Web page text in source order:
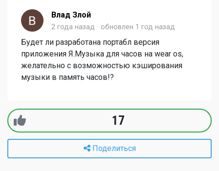
Влад Злой
2 года назад обновлен 1 год назад
Будет ли разработана портабл версия
приложения Я.Музыка для часов на wear os,
желательно с возможностью кэширования
музыки в память часов!?
17
Поделиться